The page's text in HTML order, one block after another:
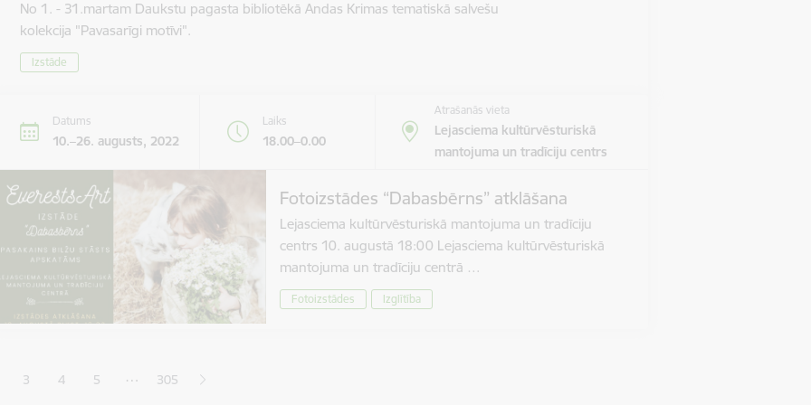
No 1. - 31.martam Daukstu pagasta bibliotēkā Andas Krimas tematiskā salvešu
kolekcija "Pavasarīgi motīvi".
Izstāde
Datums
10.–26. augusts, 2022
Laiks
18.00–0.00
Atrašanās vieta
Lejasciema kultūrvēsturiskā
mantojuma un tradīciju centrs
Fotoizstādes “Dabasbērns” atklāšana
Lejasciema kultūrvēsturiskā mantojuma un tradīciju
centrs 10. augustā 18:00 Lejasciema kultūrvēsturiskā
mantojuma un tradīciju centrā …
Fotoizstādes Izglītība
lapaLapa
3 Lapa
4 Lapa
5 … 305